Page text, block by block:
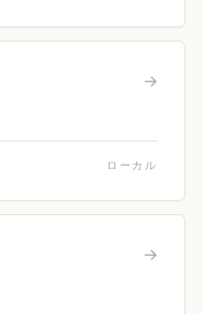
→
ローカル
→